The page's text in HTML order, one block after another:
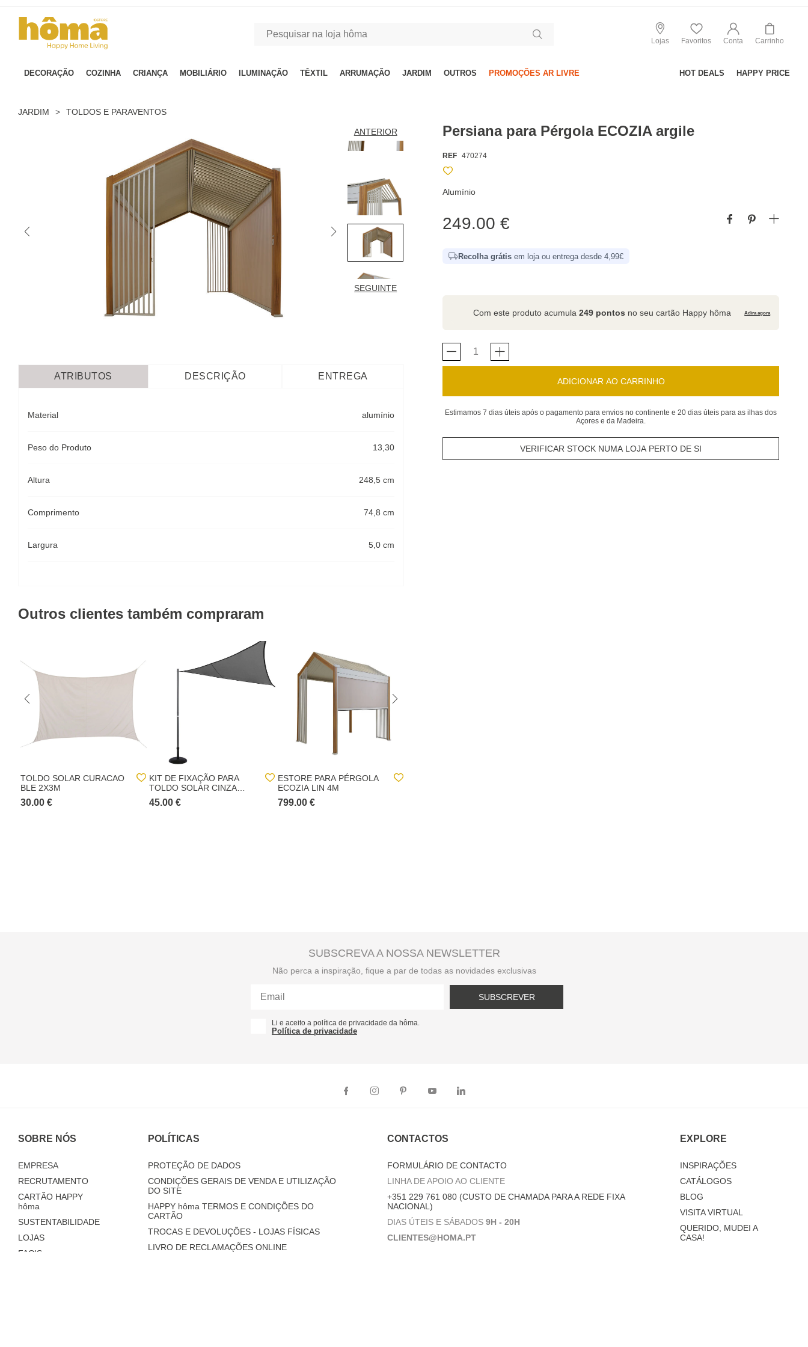
Lojas Favoritos Conta Carrinho
DECORAÇÃO COZINHA CRIANÇA MOBILIÁRIO ILUMINAÇÃO TÊXTIL ARRUMAÇÃO JARDIM OUTROS PROMOÇÕES AR LIVRE HOT DEALS HAPPY PRICE
JARDIM > TOLDOS E PARAVENTOS
ANTERIOR
SEGUINTE
Persiana para Pérgola ECOZIA argile
REF 470274
Alumínio
249.00 €
Recolha grátis em loja ou entrega desde 4,99€
Com este produto acumula249 pontos no seu cartão Happy hôma Adira agora
ADICIONAR AO CARRINHO
Estimamos 7 dias úteis após o pagamento para envios no continente e 20 dias úteis para as ilhas dos
Açores e da Madeira.
VERIFICAR STOCK NUMA LOJA PERTO DE SI
ATRIBUTOS DESCRIÇÃO ENTREGA
Material alumínio
Peso do Produto 13,30
Altura 248,5 cm
Comprimento 74,8 cm
Largura 5,0 cm
Outros clientes também compraram
TOLDO SOLAR CURACAO
BLE 2X3M
30.00 €
KIT DE FIXAÇÃO PARA
TOLDO SOLAR CINZA
2,55M
45.00 €
ESTORE PARA PÉRGOLA
ECOZIA LIN 4M
799.00 €
SUBSCREVA A NOSSA NEWSLETTER
Não perca a inspiração, fique a par de todas as novidades exclusivas
SUBSCREVER
Li e aceito a política de privacidade da hôma.
Política de privacidade
SOBRE NÓS
EMPRESA
RECRUTAMENTO
CARTÃO HAPPY
hôma
SUSTENTABILIDADE
LOJAS
FAQ'S
POLÍTICAS
PROTEÇÃO DE DADOS
CONDIÇÕES GERAIS DE VENDA E UTILIZAÇÃO
DO SITE
HAPPY hôma TERMOS E CONDIÇÕES DO
CARTÃO
TROCAS E DEVOLUÇÕES - LOJAS FÍSICAS
LIVRO DE RECLAMAÇÕES ONLINE
CONTACTOS
FORMULÁRIO DE CONTACTO
LINHA DE APOIO AO CLIENTE
+351 229 761 080 (CUSTO DE CHAMADA PARA A REDE FIXA
NACIONAL)
DIAS ÚTEIS E SÁBADOS 9H - 20H
CLIENTES@HOMA.PT
EXPLORE
INSPIRAÇÕES
CATÁLOGOS
BLOG
VISITA VIRTUAL
QUERIDO, MUDEI A
CASA!